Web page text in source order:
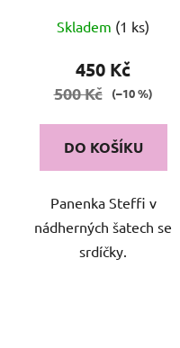
Skladem (1 ks)
450 Kč
500 Kč (–10 %)
DO KOŠÍKU
Panenka Steffi v
nádherných šatech se
srdíčky.